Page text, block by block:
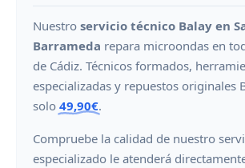
Nuestro servicio técnico Balay en
Barrameda repara microondas en
de Cádiz. Técnicos formados,
especializadas y repuestos originales
solo 49,90€.
Compruebe la calidad de nuestro
especializado le atenderá